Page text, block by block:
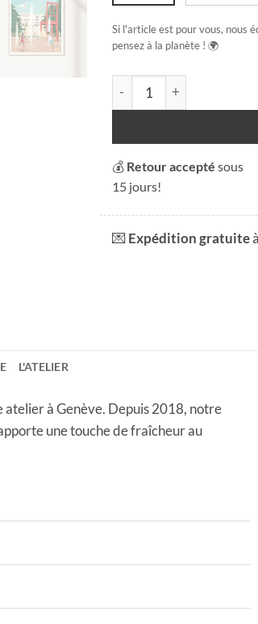
Si l'article est pour vous, nous
pensez à la planète ! 🌍
quantité de Place des
💰 Retour accepté sous
15 jours!
💌Expédition gratuite
L'ATELIER
atelier à Genève. Depuis 2018, notre
une touche de fraîcheur au